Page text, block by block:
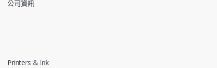
公司資訊
Printers & Ink